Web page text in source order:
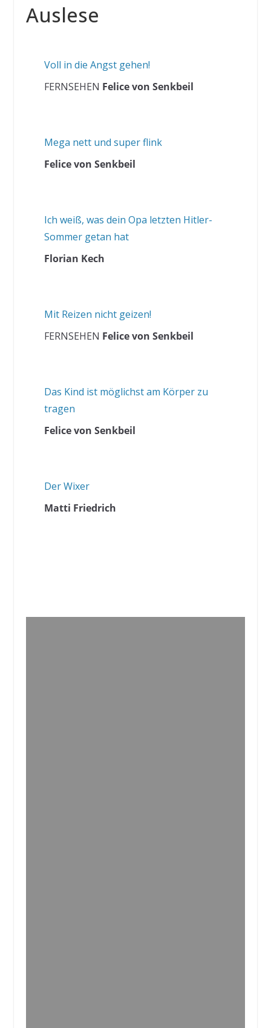
Auslese
Voll in die Angst gehen!
FERNSEHEN Felice von Senkbeil
Mega nett und super flink
Felice von Senkbeil
Ich weiß, was dein Opa letzten Hitler-
Sommer getan hat
Florian Kech
Mit Reizen nicht geizen!
FERNSEHEN Felice von Senkbeil
Das Kind ist möglichst am Körper zu
tragen
Felice von Senkbeil
Der Wixer
Matti Friedrich